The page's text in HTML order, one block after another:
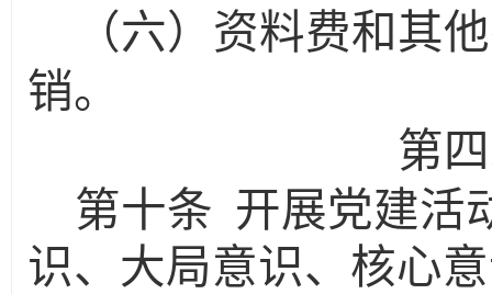
（六）资料费和其
销。
第
第十条 开展党建活
识、大局意识、核心